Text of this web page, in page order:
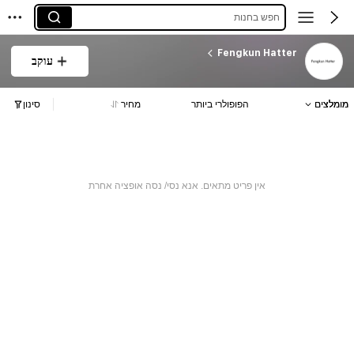
חפש בחנות
Fengkun Hatter
עוקב
מומלצים הפופולרי ביותר מחיר סינון
אין פריט מתאים. אנא נסי/ נסה אופציה אחרת